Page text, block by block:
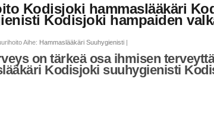
Kodisjoki hammaslääkäri
Kodisjoki hampaiden
Aihe: Hammaslääkäri Suuhygienisti |
on tärkeä osa ihmisen
Kodisjoki suuhygienisti